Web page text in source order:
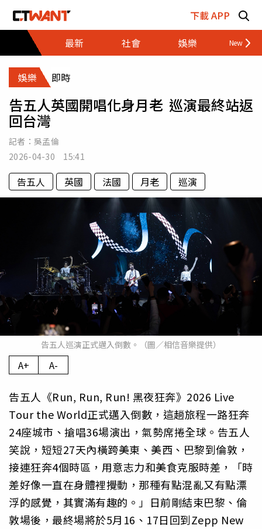
下載 APP
最新
社會 娛樂 財經
娛樂 即時
告五人英國開唱化身月老 巡演最終站返
回台灣
記者： 吳孟倫
2026-04-30 15:41
告五人 英國 法國 月老 巡演
告五人巡演正式邁入倒數。（圖／相信音樂提供）
A+ A-
告五人《Run, Run, Run! 黑夜狂奔》2026 Live
Tour the World正式邁入倒數，這趟旅程一路狂奔
24座城市、搶唱36場演出，氣勢席捲全球。告五人
笑說，短短27天內橫跨美東、美西、巴黎到倫敦，
接連狂奔4個時區，用意志力和美食克服時差，「時
差好像一直在身體裡攪動，那種有點混亂又有點漂
浮的感覺，其實滿有趣的。」日前剛結束巴黎、倫
敦場後，最終場將於5月16、17日回到Zepp New